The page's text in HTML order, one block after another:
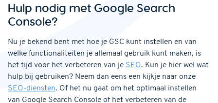
Hulp nodig met Google Search
Console?
Nu je bekend bent met hoe je GSC kunt instellen en van
welke functionaliteiten je allemaal gebruik kunt maken, is
het tijd voor het verbeteren van je SEO. Kun je hier wel wat
hulp bij gebruiken? Neem dan eens een kijkje naar onze
SEO-diensten. Of het nu gaat om het optimaal instellen
van Google Search Console of het verbeteren van de